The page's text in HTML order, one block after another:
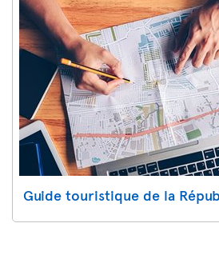
Guide touristique de la